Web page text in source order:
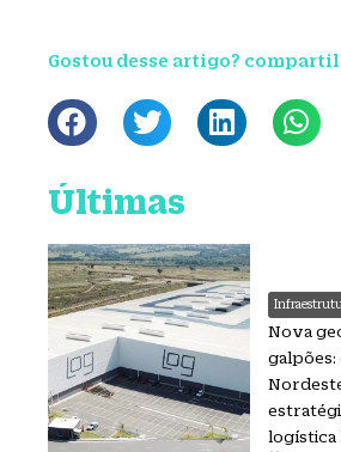
Gostou desse artigo?
Últimas
Nova
galpões:
logística